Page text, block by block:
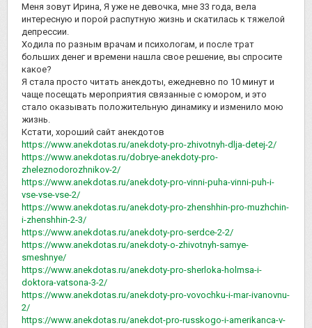
Меня зовут Ирина, Я уже не девочка, мне 33 года, вела
интересную и порой распутную жизнь и скатилась к тяжелой
депрессии.
Ходила по разным врачам и психологам, и после трат
больших денег и времени нашла свое решение, вы спросите
какое?
Я стала просто читать анекдоты, ежедневно по 10 минут и
чаще посещать мероприятия связанные с юмором, и это
стало оказывать положительную динамику и изменило мою
жизнь.
Кстати, хороший сайт анекдотов
https://www.anekdotas.ru/anekdoty-pro-zhivotnyh-dlja-detej-2/
https://www.anekdotas.ru/dobrye-anekdoty-pro-
zheleznodorozhnikov-2/
https://www.anekdotas.ru/anekdoty-pro-vinni-puha-vinni-puh-i-
vse-vse-vse-2/
https://www.anekdotas.ru/anekdoty-pro-zhenshhin-pro-muzhchin-
i-zhenshhin-2-3/
https://www.anekdotas.ru/anekdoty-pro-serdce-2-2/
https://www.anekdotas.ru/anekdoty-o-zhivotnyh-samye-
smeshnye/
https://www.anekdotas.ru/anekdoty-pro-sherloka-holmsa-i-
doktora-vatsona-3-2/
https://www.anekdotas.ru/anekdoty-pro-vovochku-i-mar-ivanovnu-
2/
https://www.anekdotas.ru/anekdot-pro-russkogo-i-amerikanca-v-